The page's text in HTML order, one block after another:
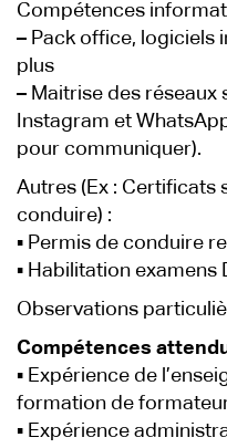
Compétences
– Pack office, logiciels
plus
– Maitrise des réseaux
Instagram et
pour communiquer).
Autres (Ex : Certificats
conduire) :
▪ Permis de conduire
▪ Habilitation examens
Observations
Compétences
▪ Expérience de
formation de
▪ Expérience